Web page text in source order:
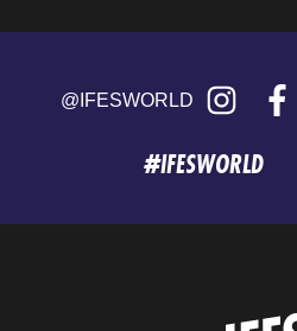
@IFESWORLD Instagram
#IFESWORLD